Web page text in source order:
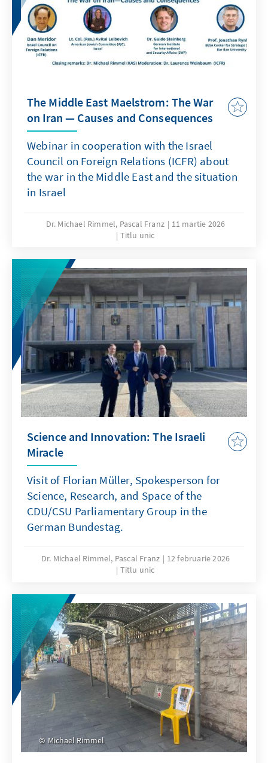
The Middle East Maelstrom: The War
on Iran — Causes and Consequences
Webinar in cooperation with the Israel
Council on Foreign Relations (ICFR) about
the war in the Middle East and the situation
in Israel
Dr. Michael Rimmel, Pascal Franz
11 martie 2026
Titlu unic
Science and Innovation: The Israeli
Miracle
Visit of Florian Müller, Spokesperson for
Science, Research, and Space of the
CDU/CSU Parliamentary Group in the
German Bundestag.
Dr. Michael Rimmel, Pascal Franz
12 februarie 2026
Titlu unic
Michael Rimmel